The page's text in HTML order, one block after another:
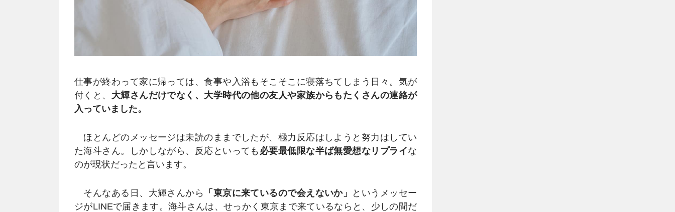
仕事が終わって家に帰っては、食事や入浴もそこそこに寝落ちてしまう日々。気が
付くと、 大輝さんだけでなく、大学時代の他の友人や家族からもたくさんの連絡が
入っていました。
ほとんどのメッセージは未読のままでしたが、極力反応はしようと努力はしてい
た海斗さん。しかしながら、反応といっても 必要最低限な半ば無愛想なリプライな
のが現状だったと言います。
そんなある日、大輝さんから 「東京に来ているので会えないか」
というメッセー
ジがLINEで届きます。海斗さんは、せっかく東京まで来ているならと、少しの間だ